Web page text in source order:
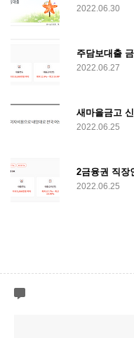
2022.06.30
주담보대출
2022.06.27
새마을금고
2022.06.25
2금융권 직장
2022.06.25